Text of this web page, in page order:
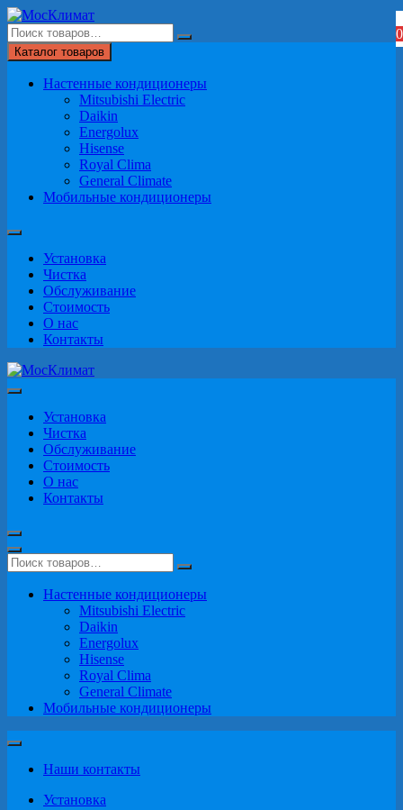
Перейти
к
содержимому
Каталог товаров
Настенные кондиционеры
Mitsubishi Electric
Daikin
Energolux
Hisense
Royal Clima
General Climate
Мобильные кондиционеры
Установка
Чистка
Обслуживание
Стоимость
О нас
Контакты
Установка
Чистка
Обслуживание
Стоимость
О нас
Контакты
Настенные кондиционеры
Mitsubishi Electric
Daikin
Energolux
Hisense
Royal Clima
General Climate
Мобильные кондиционеры
Наши контакты
Установка
0